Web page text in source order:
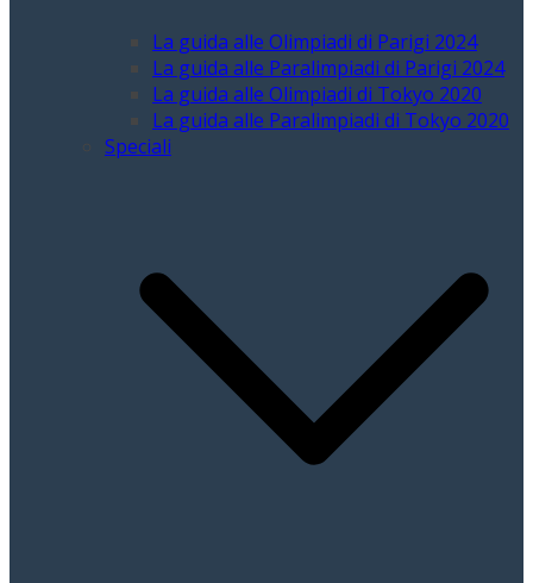
La guida alle Olimpiadi di Parigi 2024
La guida alle Paralimpiadi di Parigi 2024
La guida alle Olimpiadi di Tokyo 2020
La guida alle Paralimpiadi di Tokyo 2020
Speciali